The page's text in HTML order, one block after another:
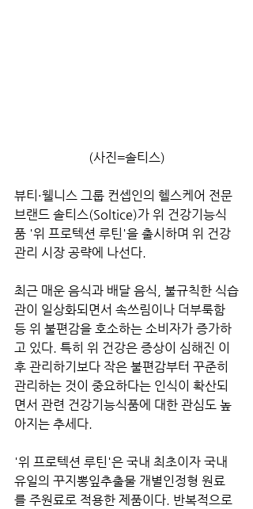
(사진=솔티스)
뷰티·웰니스 그룹 컨셉인의 헬스케어 전문
브랜드 솔티스(Soltice)가 위 건강기능식
품 '위 프로텍션 루틴'을 출시하며 위 건강
관리 시장 공략에 나선다.
최근 매운 음식과 배달 음식, 불규칙한 식습
관이 일상화되면서 속쓰림이나 더부룩함
등 위 불편감을 호소하는 소비자가 증가하
고 있다. 특히 위 건강은 증상이 심해진 이
후 관리하기보다 작은 불편감부터 꾸준히
관리하는 것이 중요하다는 인식이 확산되
면서 관련 건강기능식품에 대한 관심도 높
아지는 추세다.
'위 프로텍션 루틴'은 국내 최초이자 국내
유일의 꾸지뽕잎추출물 개별인정형 원료
를 주원료로 적용한 제품이다. 반복적으로